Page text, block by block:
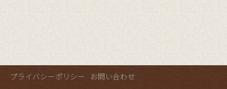
プライバシーポリシー お問い合わせ